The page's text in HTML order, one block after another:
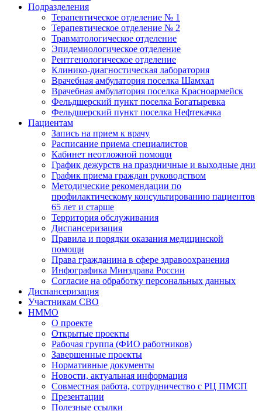
Подразделения
Терапевтическое отделение № 1
Терапевтическое отделение № 2
Травматологическое отделение
Эпидемиологическое отделение
Рентгенологическое отделение
Клинико-диагностическая лаборатория
Врачебная амбулатория поселка Шамхал
Врачебная амбулатория поселка Красноармейск
Фельдшерский пункт поселка Богатыревка
Фельдшерский пункт поселка Нефтекачка
Пациентам
Запись на прием к врачу
Расписание приема специалистов
Кабинет неотложной помощи
График дежурств на праздничные и выходные дни
График приема граждан руководством
Методические рекомендации по
профилактическому консультированию пациентов
65 лет и старше
Территория обслуживания
Диспансеризация
Правила и порядки оказания медицинской
помощи
Права гражданина в сфере здравоохранения
Инфографика Минздрава России
Согласие на обработку персональных данных
Диспансеризация
Участникам СВО
НММО
О проекте
Открытые проекты
Рабочая группа (ФИО работников)
Завершенные проекты
Нормативные документы
Новости, актуальная информация
Совместная работа, сотрудничество с РЦ ПМСП
Презентации
Полезные ссылки